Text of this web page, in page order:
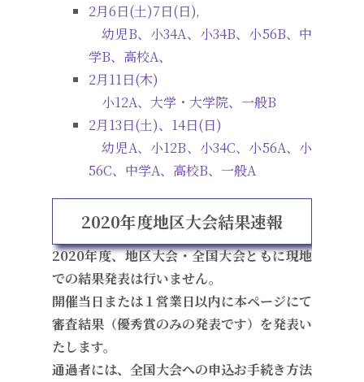
2月6日(土)7日(日),
幼児B、小34A、小34B、小56B、中
学B、高校A、
2月11日(木)
小12A、大学・大学院、一般B
2月13日(土)、14日(日)
幼児A、小12B、小34C、小56A、小
56C、中学A、高校B、一般A
2020年度地区大会結果速報
2020年度、地区大会・全国大会ともに現地
での結果発表は行いません。
開催当日または１営業日以内に本ページにて
審査結果（優秀賞のみの発表です）を発表い
たします。
通過者には、全国大会への申込お手続き方法